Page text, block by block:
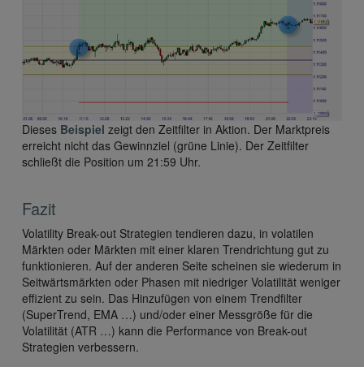
Dieses Beispiel zeigt den Zeitfilter in Aktion. Der Marktpreis
erreicht nicht das Gewinnziel (grüne Linie). Der Zeitfilter
schließt die Position um 21:59 Uhr.
Fazit
Volatility Break-out Strategien tendieren dazu, in volatilen
Märkten oder Märkten mit einer klaren Trendrichtung gut zu
funktionieren. Auf der anderen Seite scheinen sie wiederum in
Seitwärtsmärkten oder Phasen mit niedriger Volatilität weniger
effizient zu sein. Das Hinzufügen von einem Trendfilter
(SuperTrend, EMA …) und/oder einer Messgröße für die
Volatilität (ATR …) kann die Performance von Break-out
Strategien verbessern.